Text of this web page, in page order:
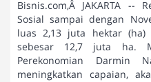
Bisnis.com,Â JAKARTA --
Sosial sampai dengan
luas 2,13 juta hektar
sebesar 12,7 juta ha.
Perekonomian Darmin
meningkatkan capaian,